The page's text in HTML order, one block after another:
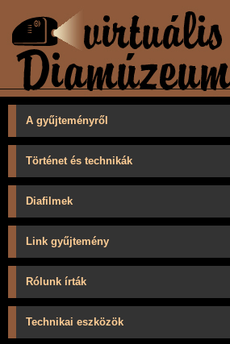
A gyűjteményről
Történet és technikák
Diafilmek
Link gyűjtemény
Rólunk írták
Technikai eszközök